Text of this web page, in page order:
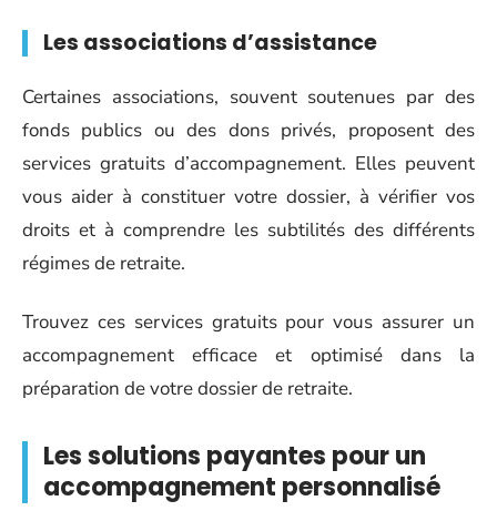
Les associations d’assistance
Certaines associations, souvent soutenues par des
fonds publics ou des dons privés, proposent des
services gratuits d’accompagnement. Elles peuvent
vous aider à constituer votre dossier, à vérifier vos
droits et à comprendre les subtilités des différents
régimes de retraite.
Trouvez ces services gratuits pour vous assurer un
accompagnement efficace et optimisé dans la
préparation de votre dossier de retraite.
Les solutions payantes pour un
accompagnement personnalisé